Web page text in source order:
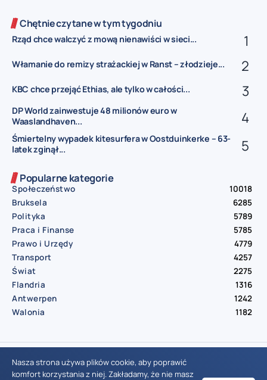
Chętnie czytane w tym tygodniu
Rząd chce walczyć z mową nienawiści w sieci...
Włamanie do remizy strażackiej w Ranst – złodzieje...
KBC chce przejąć Ethias, ale tylko w całości...
DP World zainwestuje 48 milionów euro w
Waaslandhaven...
Śmiertelny wypadek kitesurfera w Oostduinkerke – 63-
latek zginął...
Popularne kategorie
Społeczeństwo
10018
Bruksela
6285
Polityka
5789
Praca i Finanse
5785
Prawo i Urzędy
4779
Transport
4257
Świat
2275
Flandria
1316
Antwerpen
1242
Walonia
1182
© Aktualnosci.be – All Right Reserved 2016-2026
Nasza strona używa plików cookie, aby poprawić
komfort korzystania z niej. Zakładamy, że nie masz